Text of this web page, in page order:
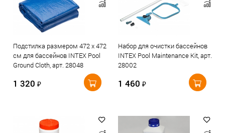
Подстилка размером 472 х 472
см для бассейнов INTEX Pool
Ground Cloth, арт. 28048
1 320 ₽
Набор для очистки бассейнов
INTEX Pool Maintenance Kit, арт.
28002
1 460 ₽